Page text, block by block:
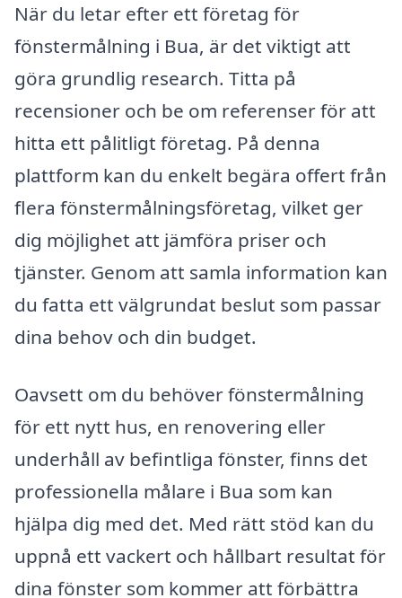
När du letar efter ett företag för
fönstermålning i Bua, är det viktigt att
göra grundlig research. Titta på
recensioner och be om referenser för att
hitta ett pålitligt företag. På denna
plattform kan du enkelt begära offert från
flera fönstermålningsföretag, vilket ger
dig möjlighet att jämföra priser och
tjänster. Genom att samla information kan
du fatta ett välgrundat beslut som passar
dina behov och din budget.
Oavsett om du behöver fönstermålning
för ett nytt hus, en renovering eller
underhåll av befintliga fönster, finns det
professionella målare i Bua som kan
hjälpa dig med det. Med rätt stöd kan du
uppnå ett vackert och hållbart resultat för
dina fönster som kommer att förbättra